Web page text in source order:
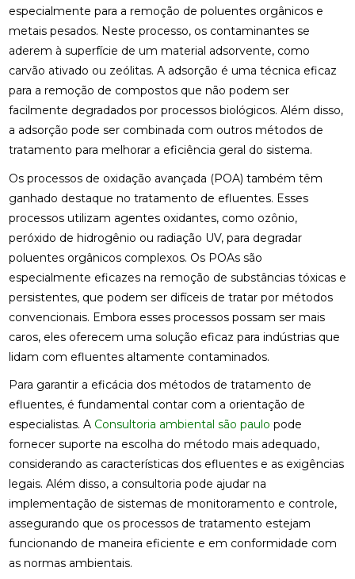
especialmente para a remoção de poluentes orgânicos e
metais pesados. Neste processo, os contaminantes se
aderem à superfície de um material adsorvente, como
carvão ativado ou zeólitas. A adsorção é uma técnica eficaz
para a remoção de compostos que não podem ser
facilmente degradados por processos biológicos. Além disso,
a adsorção pode ser combinada com outros métodos de
tratamento para melhorar a eficiência geral do sistema.
Os processos de oxidação avançada (POA) também têm
ganhado destaque no tratamento de efluentes. Esses
processos utilizam agentes oxidantes, como ozônio,
peróxido de hidrogênio ou radiação UV, para degradar
poluentes orgânicos complexos. Os POAs são
especialmente eficazes na remoção de substâncias tóxicas e
persistentes, que podem ser difíceis de tratar por métodos
convencionais. Embora esses processos possam ser mais
caros, eles oferecem uma solução eficaz para indústrias que
lidam com efluentes altamente contaminados.
Para garantir a eficácia dos métodos de tratamento de
efluentes, é fundamental contar com a orientação de
especialistas. A Consultoria ambiental são paulo pode
fornecer suporte na escolha do método mais adequado,
considerando as características dos efluentes e as exigências
legais. Além disso, a consultoria pode ajudar na
implementação de sistemas de monitoramento e controle,
assegurando que os processos de tratamento estejam
funcionando de maneira eficiente e em conformidade com
as normas ambientais.